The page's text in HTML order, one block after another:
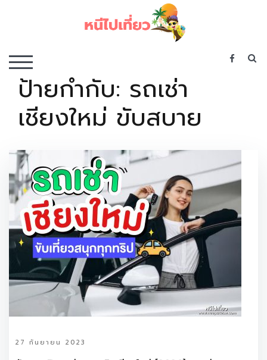
TOGGLE MOBILE MENU
ป้ายกำกับ: รถเช่า
เชียงใหม่ ขับสบาย
27 กันยายน 2023